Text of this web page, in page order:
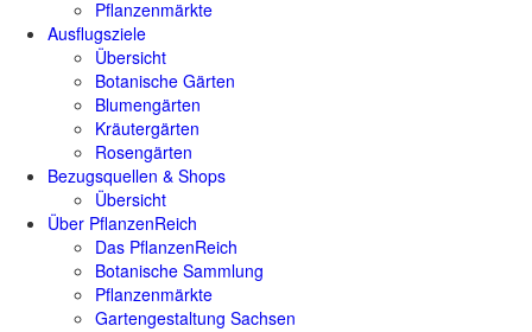
Pflanzenmärkte
Ausflugsziele
Übersicht
Botanische Gärten
Blumengärten
Kräutergärten
Rosengärten
Bezugsquellen & Shops
Übersicht
Über PflanzenReich
Das PflanzenReich
Botanische Sammlung
Pflanzenmärkte
Gartengestaltung Sachsen